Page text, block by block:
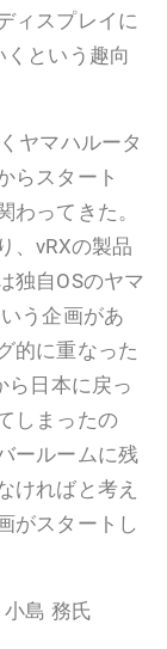
ィスプレイに
という趣向
ヤマハルータ
らスタート
わってきた。
、vRXの製品
独自OSのヤマ
う企画があ
的に重なった
ら日本に戻っ
しまったの
ールームに残
ければと考え
がスタートし
島 務氏